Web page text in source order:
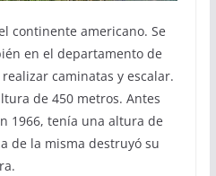
continente americano. Se
en el departamento de
caminatas y escalar.
de 450 metros. Antes
1966, tenía una altura de
de la misma destruyó su